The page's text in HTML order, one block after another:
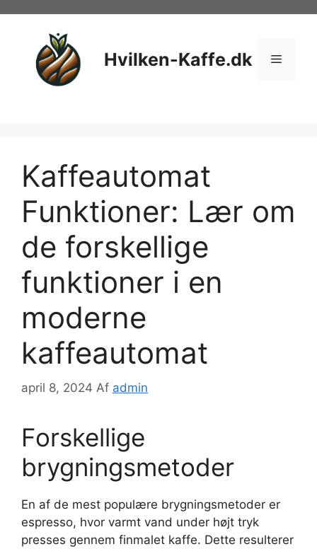
Hvilken-Kaffe.dk Menu
Kaffeautomat
Funktioner: Lær om
de forskellige
funktioner i en
moderne
kaffeautomat
april 8, 2024 Af admin
Forskellige
brygningsmetoder
En af de mest populære brygningsmetoder er
espresso, hvor varmt vand under højt tryk
presses gennem finmalet kaffe. Dette resulterer